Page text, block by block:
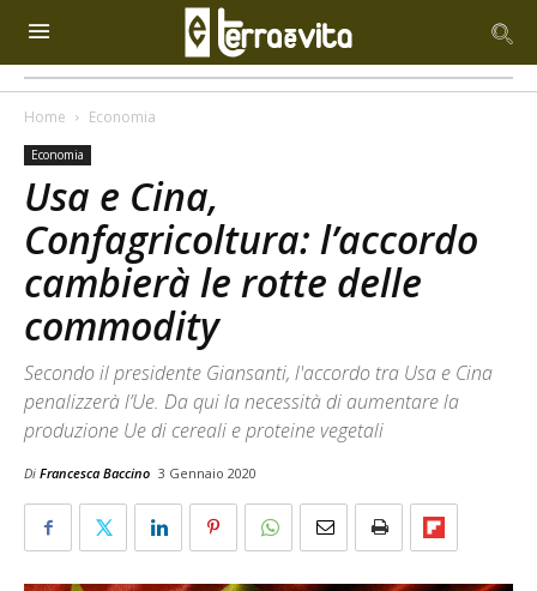
Home Economia
Economia
Usa e Cina,
Confagricoltura: l’accordo
cambierà le rotte delle
commodity
Secondo il presidente Giansanti, l'accordo tra Usa e Cina
penalizzerà l’Ue. Da qui la necessità di aumentare la
produzione Ue di cereali e proteine vegetali
Di Francesca Baccino 3 Gennaio 2020